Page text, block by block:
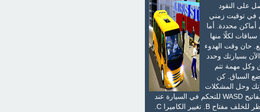
3 سيارات مختلفة. احصل على النقود
في توقيت زمني
في أماكن محددة. أما
عندما تختار وضع السباق فهنا عليك أن تكون أسرع سائق حافلة في المدينة لأن في انتظارك 10 سباقات لكلًا منها
حان وقت الهدوء
بسيارتك وحدد
وكل مهمة تتم
السباق. كن
وحل المشكلات
بها ليتنافس الركاب على الذهاب معك بعد كل محطة تذهب إليها. اللاعب الأول يمكنه استخدام مفاتيح WASD للتحكم في السيارة عند